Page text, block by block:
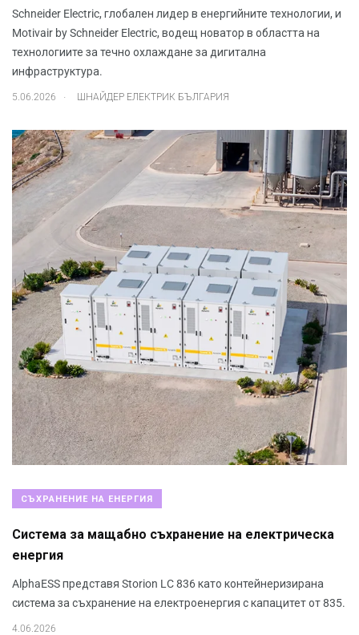
Schneider Electric, глобален лидер в енергийните технологии, и
Motivair by Schneider Electric, водещ новатор в областта на
технологиите за течно охлаждане за дигитална
инфраструктура.
5.06.2026 . ШНАЙДЕР ЕЛЕКТРИК БЪЛГАРИЯ
СЪХРАНЕНИЕ НА ЕНЕРГИЯ
Система за мащабно съхранение на електрическа
енергия
AlphaESS представя Storion LC 836 като контейнеризирана
система за съхранение на електроенергия с капацитет от 835.
4.06.2026